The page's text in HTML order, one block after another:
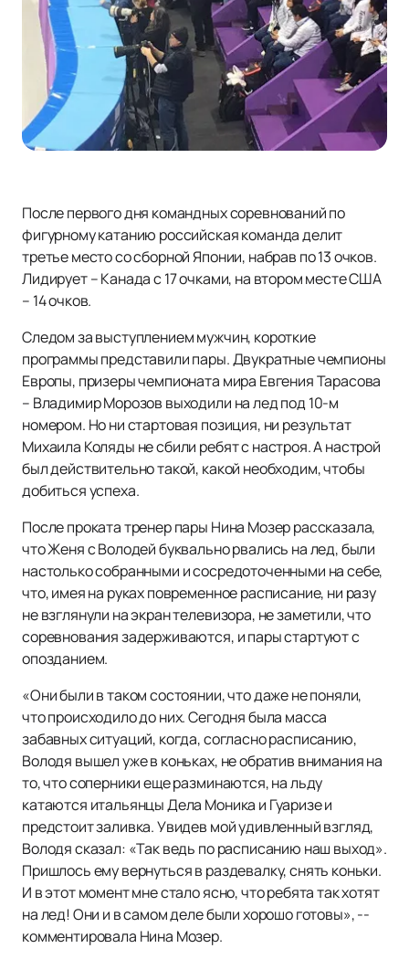
После первого дня командных соревнований по
фигурному катанию российская команда делит
третье место со сборной Японии, набрав по 13 очков.
Лидирует – Канада с 17 очками, на втором месте США
– 14 очков.
Следом за выступлением мужчин, короткие
программы представили пары. Двукратные чемпионы
Европы, призеры чемпионата мира Евгения Тарасова
– Владимир Морозов выходили на лед под 10-м
номером. Но ни стартовая позиция, ни результат
Михаила Коляды не сбили ребят с настроя. А настрой
был действительно такой, какой необходим, чтобы
добиться успеха.
После проката тренер пары Нина Мозер рассказала,
что Женя с Володей буквально рвались на лед, были
настолько собранными и сосредоточенными на себе,
что, имея на руках повременное расписание, ни разу
не взглянули на экран телевизора, не заметили, что
соревнования задерживаются, и пары стартуют с
опозданием.
«Они были в таком состоянии, что даже не поняли,
что происходило до них. Сегодня была масса
забавных ситуаций, когда, согласно расписанию,
Володя вышел уже в коньках, не обратив внимания на
то, что соперники еще разминаются, на льду
катаются итальянцы Дела Моника и Гуаризе и
предстоит заливка. Увидев мой удивленный взгляд,
Володя сказал: «Так ведь по расписанию наш выход».
Пришлось ему вернуться в раздевалку, снять коньки.
И в этот момент мне стало ясно, что ребята так хотят
на лед! Они и в самом деле были хорошо готовы», --
комментировала Нина Мозер.